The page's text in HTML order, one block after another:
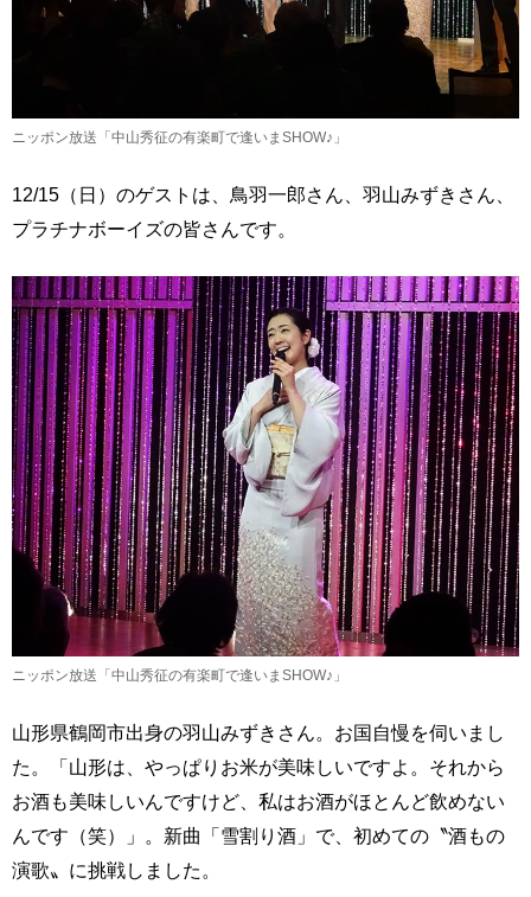
ニッポン放送「中山秀征の有楽町で逢いまSHOW♪」
12/15（日）のゲストは、鳥羽一郎さん、羽山みずきさん、
プラチナボーイズの皆さんです。
ニッポン放送「中山秀征の有楽町で逢いまSHOW♪」
山形県鶴岡市出身の羽山みずきさん。お国自慢を伺いまし
た。「山形は、やっぱりお米が美味しいですよ。それから
お酒も美味しいんですけど、私はお酒がほとんど飲めない
んです（笑）」。新曲「雪割り酒」で、初めての〝酒もの
演歌〟に挑戦しました。